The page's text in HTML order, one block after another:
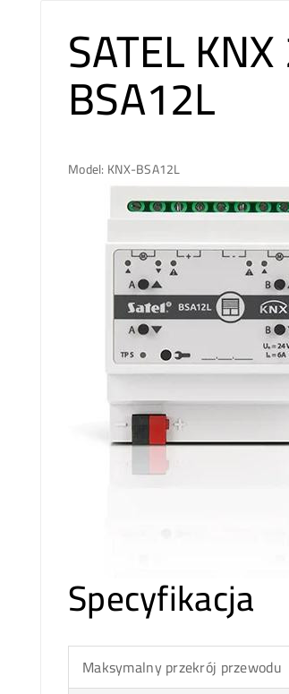
SATEL
BSA12L
Model: KNX-BSA12L
Specyfikacja
Maksymalny przekrój przewodu